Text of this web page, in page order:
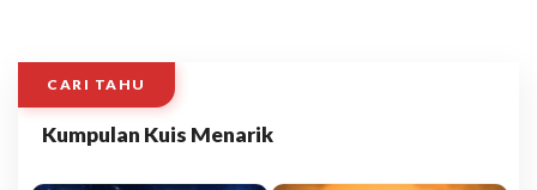
CARI TAHU
Kumpulan Kuis Menarik